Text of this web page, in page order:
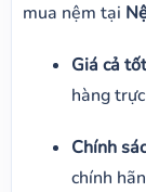
mua nệm tại
Giá cả
hàng
Chính
chính